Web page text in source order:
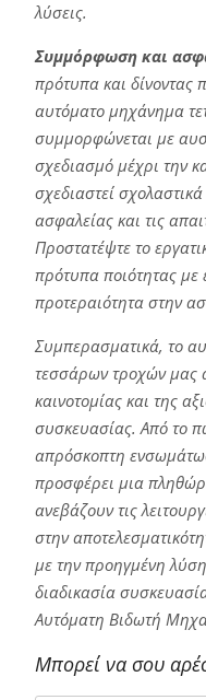
λύσεις.
Συμμόρφωση και
πρότυπα και δίνοντας
αυτόματο μηχάνημα
συμμορφώνεται με
σχεδιασμό μέχρι την
σχεδιαστεί
ασφαλείας και τις
Προστατέψτε το
πρότυπα ποιότητας με
προτεραιότητα στην
Συμπερασματικά, το
τεσσάρων τροχών μας
καινοτομίας και της
συσκευασίας. Από το
απρόσκοπτη
προσφέρει μια
ανεβάζουν τις
στην
με την προηγμένη
διαδικασία
Αυτόματη Βιδωτή
Μπορεί να σου